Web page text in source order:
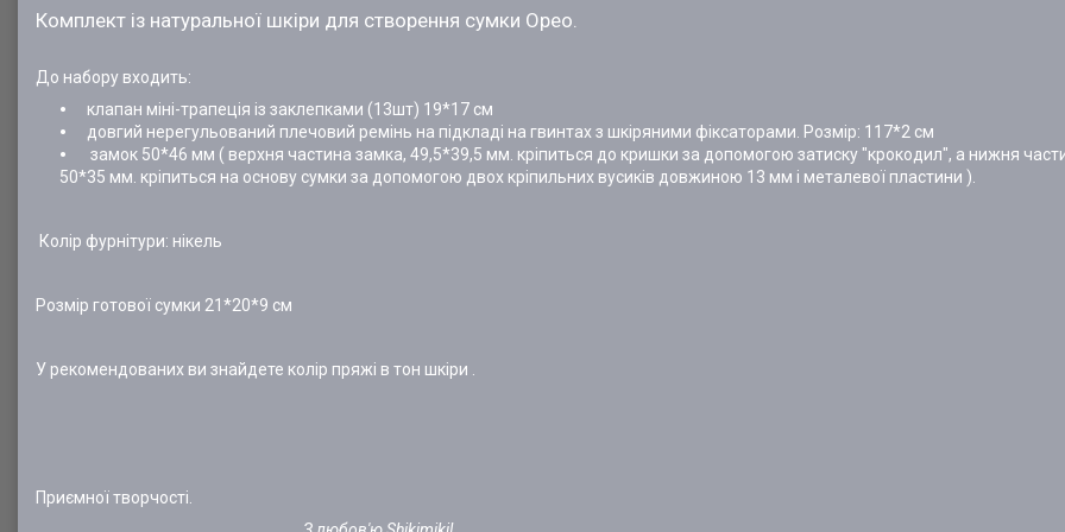
Комплект із натуральної шкіри для створення сумки Орео.
До набору входить:
клапан міні-трапеція із заклепками (13шт) 19*17 см
довгий нерегульований плечовий ремінь на підкладі на гвинтах з шкіряними фіксаторами. Розмір: 117*2 см
замок 50*46 мм ( верхня частина замка, 49,5*39,5 мм. кріпиться до кришки за допомогою затиску "крокодил", а нижня
50*35 мм. кріпиться на основу сумки за допомогою двох кріпильних вусиків довжиною 13 мм і металевої пластини ).
Колір фурнітури: нікель
Розмір готової сумки 21*20*9 см
У рекомендованих ви знайдете колір пряжі в тон шкіри .
Приємної творчості.